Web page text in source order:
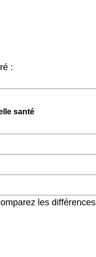
:
santé
les différences